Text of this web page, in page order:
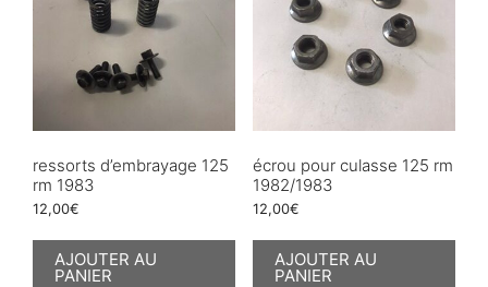
ressorts d’embrayage 125
rm 1983
12,00€
AJOUTER AU
PANIER
écrou pour culasse 125 rm
1982/1983
12,00€
AJOUTER AU
PANIER